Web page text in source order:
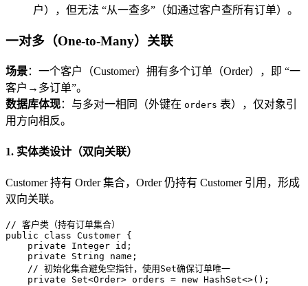
户），但无法 “从一查多”（如通过客户查所有订单）。
一对多（One-to-Many）关联
场景：一个客户（Customer）拥有多个订单（Order），即 “一
客户→多订单”。
数据库体现：与多对一相同（外键在 orders 表），仅对象引
用方向相反。
1. 实体类设计（双向关联）
Customer 持有 Order 集合，Order 仍持有 Customer 引用，形成
双向关联。
// 客户类（持有订单集合）
public
class Customer {
private Integer id;
private String name;
// 初始化集合避免空指针，使用Set确保订单唯一
private Set<Order> orders = new HashSet<>();